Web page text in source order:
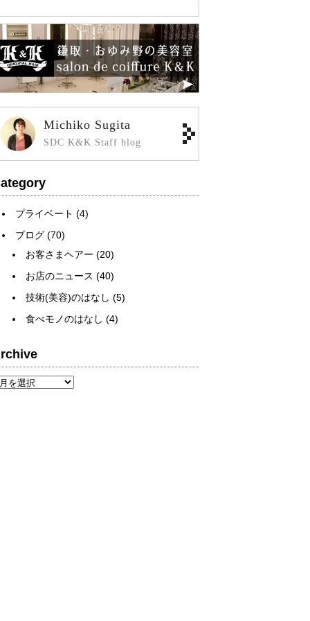
Michiko Sugita
SDC K&K Staff blog
プライベート (4)
ブログ (70)
お客さまヘアー (20)
お店のニュース (40)
技術(美容)のはなし (5)
食べモノのはなし (4)